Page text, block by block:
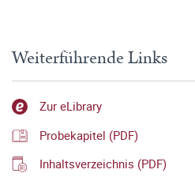
Weiterführende Links
Zur eLibrary
Probekapitel (PDF)
Inhaltsverzeichnis (PDF)